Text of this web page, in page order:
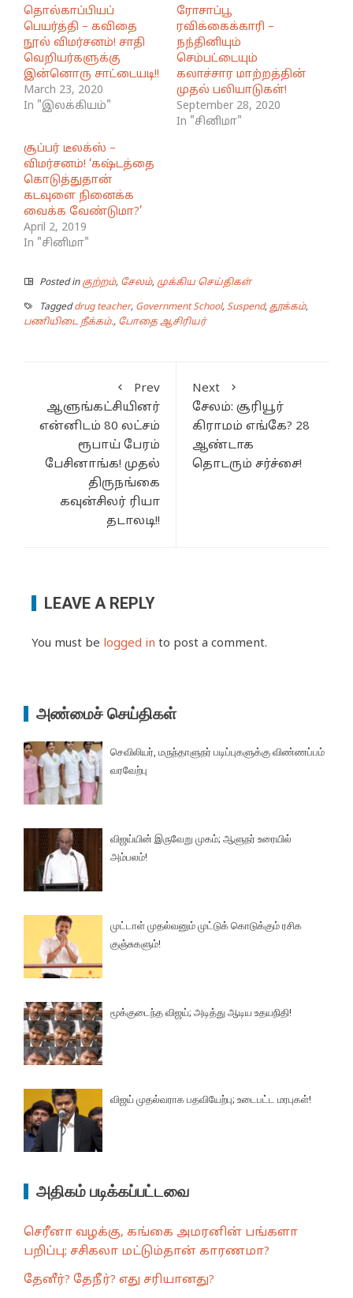
தொல்காப்பியப்
பெயர்த்தி – கவிதை
நூல் விமர்சனம்! சாதி
வெறியர்களுக்கு
இன்னொரு சாட்டையடி!!
March 23, 2020
In "இலக்கியம்"
ரோசாப்பூ
ரவிக்கைக்காரி –
நந்தினியும்
செம்பட்டையும்
கலாச்சார மாற்றத்தின்
முதல் பலியாடுகள்!
September 28, 2020
In "சினிமா"
சூப்பர் டீலக்ஸ் –
விமர்சனம்! ‘கஷ்டத்தை
கொடுத்துதான்
கடவுளை நினைக்க
வைக்க வேண்டுமா?’
April 2, 2019
In "சினிமா"
Posted in குற்றம், சேலம், முக்கிய செய்திகள்
Taggeddrug teacher, Government School, Suspend, தூக்கம்,
பணியிடை நீக்கம்., போதை ஆசிரியர்
Prev
ஆளுங்கட்சியினர்
என்னிடம் 80 லட்சம்
ரூபாய் பேரம்
பேசினாங்க! முதல்
திருநங்கை
கவுன்சிலர் ரியா
தடாலடி!!
Next
சேலம்: சூரியூர்
கிராமம் எங்கே? 28
ஆண்டாக
தொடரும் சர்ச்சை!
LEAVE A REPLY
You must be logged in to post a comment.
அண்மைச் செய்திகள்
செவிலியர், மருந்தாளுநர் படிப்புகளுக்கு விண்ணப்பம்
வரவேற்பு
விஜய்யின் இருவேறு முகம்; ஆளுநர் உரையில்
அம்பலம்!
முட்டாள் முதல்வனும் முட்டுக் கொடுக்கும் ரசிக
குஞ்சுகளும்!
மூக்குடைந்த விஜய்; அடித்து ஆடிய உதயநிதி!
விஜய் முதல்வராக பதவியேற்பு; உடைபட்ட மரபுகள்!
அதிகம் படிக்கப்பட்டவை
செரீனா வழக்கு, கங்கை அமரனின் பங்களா
பறிப்பு; சசிகலா மட்டும்தான் காரணமா?
தேனீர்? தேநீர்? எது சரியானது?